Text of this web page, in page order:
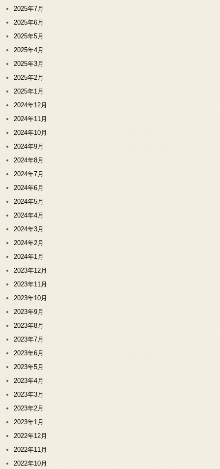
2025年7月
2025年6月
2025年5月
2025年4月
2025年3月
2025年2月
2025年1月
2024年12月
2024年11月
2024年10月
2024年9月
2024年8月
2024年7月
2024年6月
2024年5月
2024年4月
2024年3月
2024年2月
2024年1月
2023年12月
2023年11月
2023年10月
2023年9月
2023年8月
2023年7月
2023年6月
2023年5月
2023年4月
2023年3月
2023年2月
2023年1月
2022年12月
2022年11月
2022年10月